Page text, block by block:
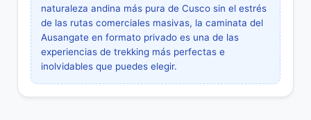
naturaleza andina más pura de Cusco sin el estrés
de las rutas comerciales masivas, la caminata del
Ausangate en formato privado es una de las
experiencias de trekking más perfectas e
inolvidables que puedes elegir.